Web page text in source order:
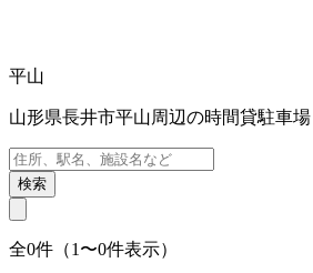
平山
山形県長井市平山周辺の時間貸駐車場
検索
全0件（1〜0件表示）